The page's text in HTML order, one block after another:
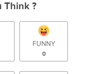
Think ?
FUNNY
0